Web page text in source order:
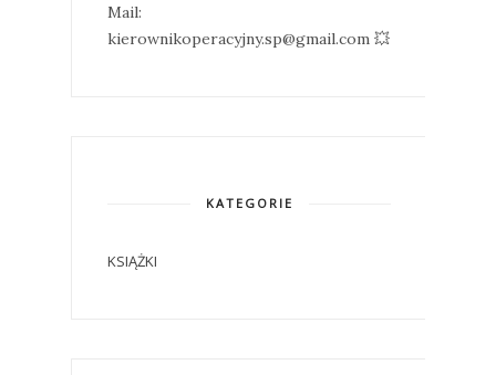
Mail:
kierownikoperacyjny.sp@gmail.com 💥
KATEGORIE
KSIĄŻKI